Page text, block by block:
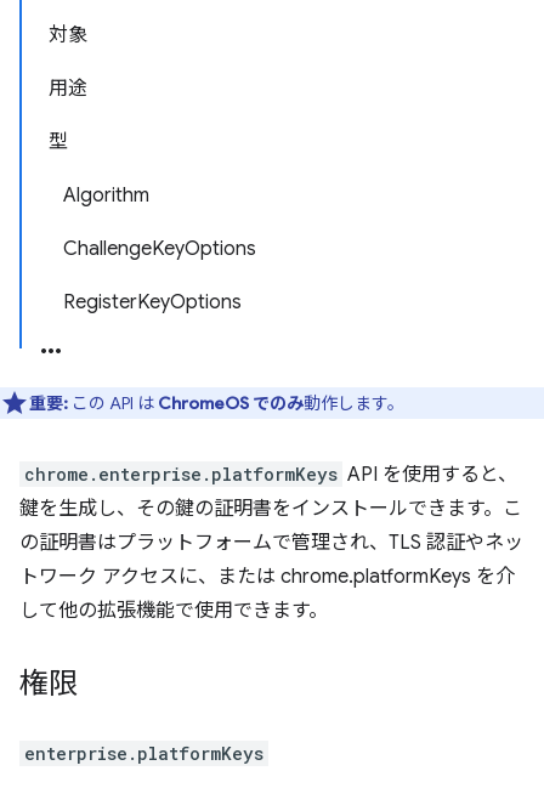
対象
用途
型
Algorithm
ChallengeKeyOptions
RegisterKeyOptions
重要: この API は ChromeOS でのみ動作します。
chrome.enterprise.platformKeys API を使用すると、
鍵を生成し、その鍵の証明書をインストールできます。こ
の証明書はプラットフォームで管理され、TLS 認証やネッ
トワーク アクセスに、または chrome.platformKeys を介
して他の拡張機能で使用できます。
権限
enterprise.platformKeys